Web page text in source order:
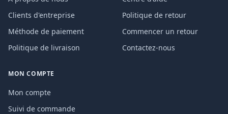
Clients d'entreprise
Méthode de paiement
Politique de livraison
Politique de retour
Commencer un retour
Contactez-nous
MON COMPTE
Mon compte
Suivi de commande